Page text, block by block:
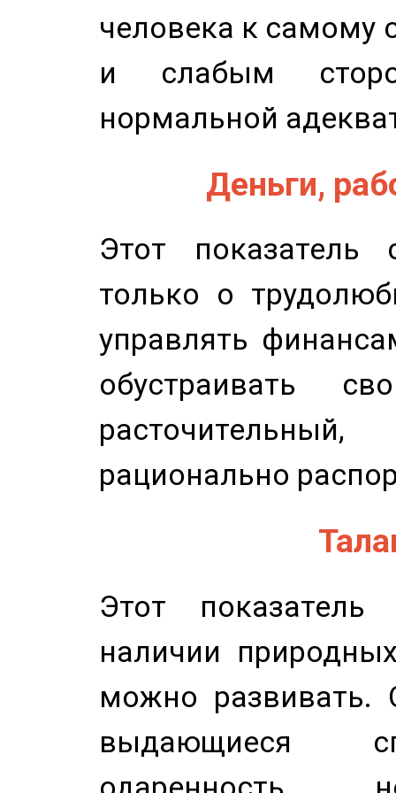
человека к самому
и слабым
нормальной
Деньги,
Этот показатель
только о
управлять
обустраивать
рационально
Этот показатель
наличии
можно развивать.
выдающиеся